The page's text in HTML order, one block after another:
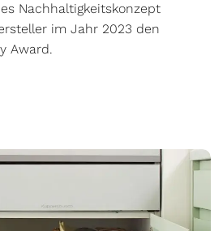
Nachhaltigkeitskonzept
im Jahr 2023 den
Award.